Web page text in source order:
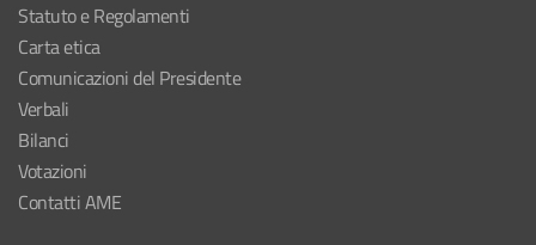
Statuto e Regolamenti
Carta etica
Comunicazioni del Presidente
Verbali
Bilanci
Votazioni
Contatti AME